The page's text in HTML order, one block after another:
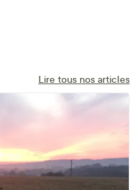
Lire tous nos articles